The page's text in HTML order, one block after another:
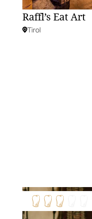
Raffl’s Eat Art
Tirol